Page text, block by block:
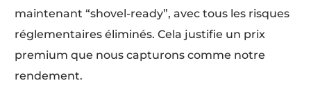
maintenant “shovel-ready”, avec tous les risques
réglementaires éliminés. Cela justifie un prix
premium que nous capturons comme notre
rendement.